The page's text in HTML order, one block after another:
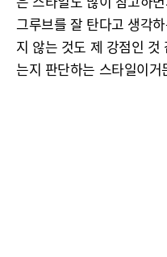
그루브를 잘 탄다고 생각
지 않는 것도 제 강점인
는지 판단하는 스타일이거